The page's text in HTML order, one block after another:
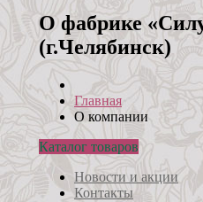
О фабрике
(г.Челябинск)
Главная
О компании
Каталог товаров
Новости и акции
Контакты